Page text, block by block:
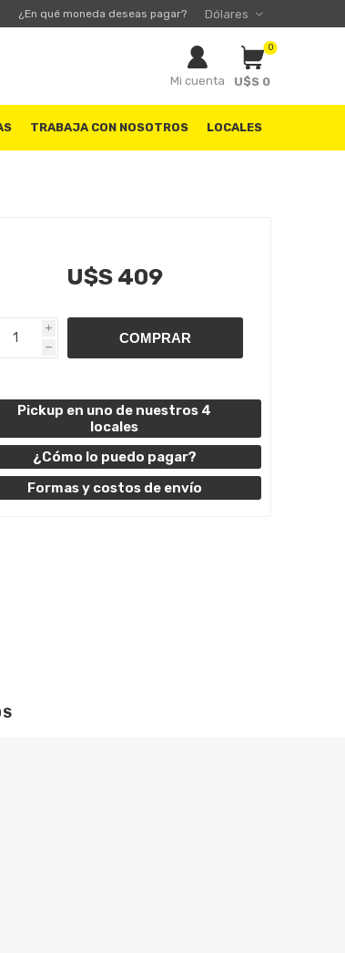
¿En qué moneda deseas pagar?
Mi cuenta
0
U$S 0
TRABAJA CON NOSOTROS LOCALES
U$S 409
i
h
Pickup en uno de nuestros 4
locales
¿Cómo lo puedo pagar?
Formas y costos de envío